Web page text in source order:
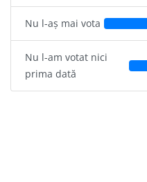
Nu l-aș mai vota
Nu l-am votat nici
prima dată